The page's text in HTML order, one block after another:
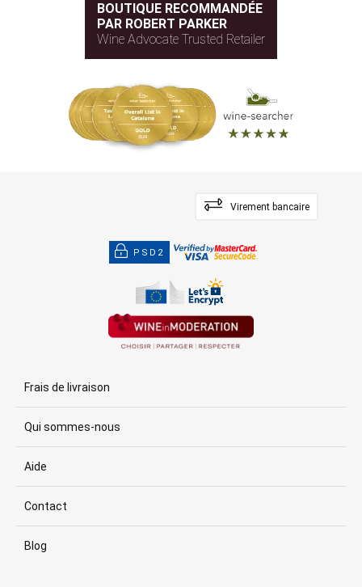
BOUTIQUE RECOMMANDÉE
PAR ROBERT PARKER
Wine Advocate Trusted Retailer
Virement bancaire
PSD2
Frais de livraison
Qui sommes-nous
Aide
Contact
Blog